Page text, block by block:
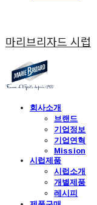
마리브리자드 시럽
회사소개
브랜드
기업정보
기업연혁
Mission
시럽제품
시럽소개
개별제품
레시피